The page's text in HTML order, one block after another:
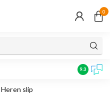
0
9.3
Heren slip